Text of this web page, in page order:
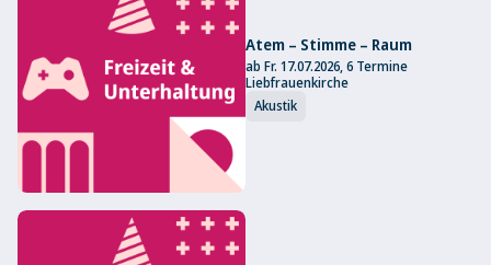
Atem – Stimme – Raum
ab Fr. 17.07.2026, 6 Termine
Liebfrauenkirche
Akustik